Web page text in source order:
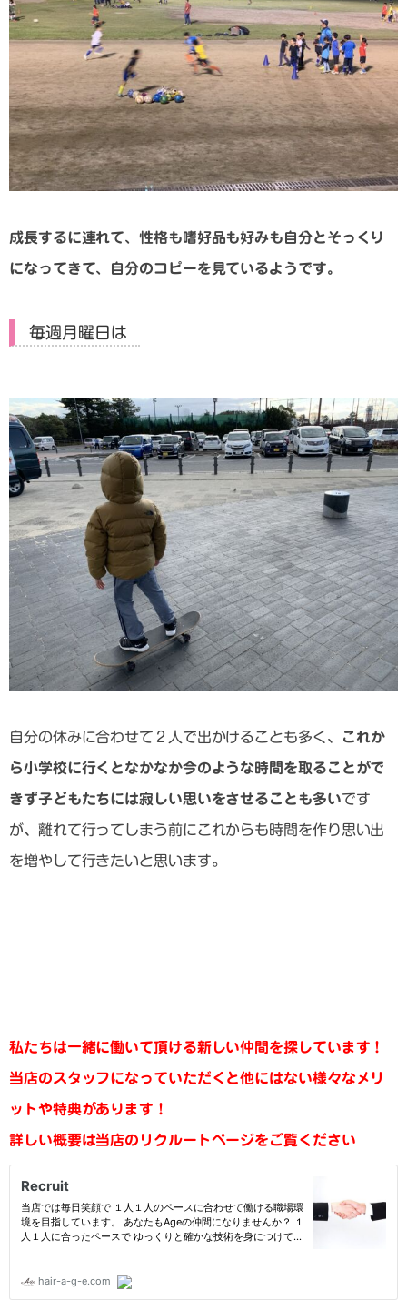
成長するに連れて、性格も嗜好品も好みも自分とそっくり
になってきて、自分のコピーを見ているようです。
毎週月曜日は
自分の休みに合わせて２人で出かけることも多く、 これか
ら小学校に行くとなかなか今のような時間を取ることがで
きず子どもたちには寂しい思いをさせることも多いです
が、離れて行ってしまう前にこれからも時間を作り思い出
を増やして行きたいと思います。
私たちは一緒に働いて頂ける新しい仲間を探しています！
当店のスタッフになっていただくと他にはない様々なメリ
ットや特典があります！
詳しい概要は当店のリクルートページをご覧ください